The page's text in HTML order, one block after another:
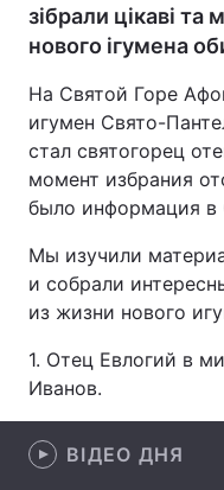
Головна
Україна
зібрали цікаві
нового ігумена
На Святой Горе
игумен Свято-
стал святогорец
момент избрания
было информация
Мы изучили
и собрали
из жизни нового
1. Отец Евлогий в
Иванов.
ВІДЕО ДНЯ